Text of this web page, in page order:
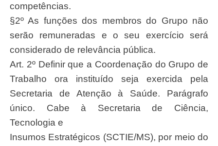
competências.
§2º As funções dos membros do Grupo não
serão remuneradas e o seu exercício será
considerado de relevância pública.
Art. 2º Definir que a Coordenação do Grupo de
Trabalho ora instituído seja exercida pela
Secretaria de Atenção à Saúde. Parágrafo
único. Cabe à Secretaria de Ciência,
Tecnologia e
Insumos Estratégicos (SCTIE/MS), por meio do